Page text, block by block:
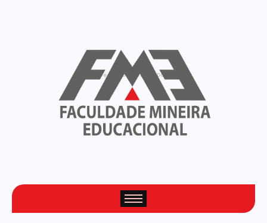
Your Daily Source of Fresh Articles